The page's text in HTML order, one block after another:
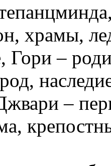
храмы,
Гори –
–